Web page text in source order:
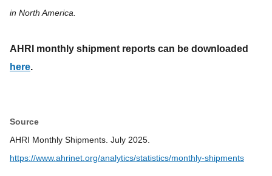
in North America.
AHRI monthly shipment reports can be downloaded
here.
Source
AHRI Monthly Shipments. July 2025.
https://www.ahrinet.org/analytics/statistics/monthly-shipments